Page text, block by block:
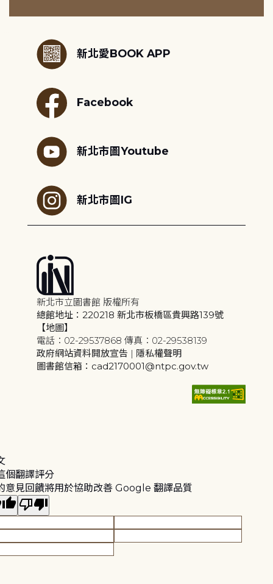
新北愛BOOK APP
Facebook
新北市圖Youtube
新北市圖IG
新北市立圖書館 版權所有
總館地址：220218 新北市板橋區貴興路139號
【地圖】
電話：02-29537868 傳真：02-29538139
政府網站資料開放宣告 | 隱私權聲明
圖書館信箱：cad2170001@ntpc.gov.tw
個翻譯評分
意見回饋將用於協助改善 Google 翻譯品質